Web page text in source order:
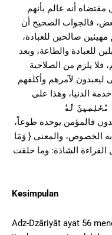
مقتضاه أنه عالم بأنهم
فالجواب الصحيح أن
صالحين للعبادة،
للعبادة والطاعة، وبعد
فلا يلزم من الصلاحية
ليعبدون لآمرهم وأكلفهم
الدنيا، وهذا على
مُخْلِصِينَ لَهُ
ليوحدون فالمؤمن يوحده طوعاً،
به الخصوص، والمعنى { وَمَا
الشاذة: وما خلقت
Kesimpulan
Adz-Dzāriyāt ayat 56